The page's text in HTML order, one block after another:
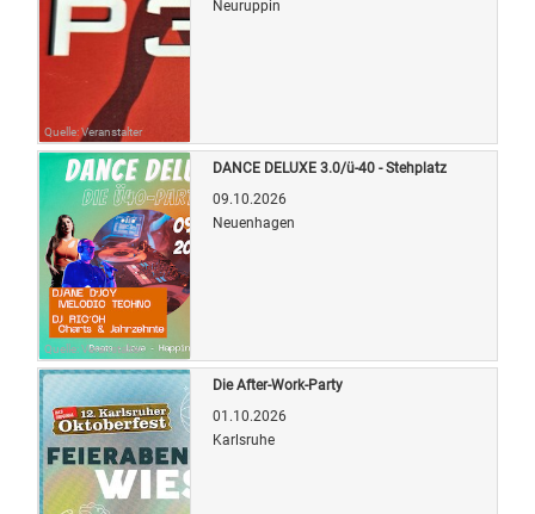
Quelle: Veranstalter
Neuruppin
Quelle: Veranstalter
DANCE DELUXE 3.0/ü-40 - Stehplatz
09.10.2026
Neuenhagen
Die After-Work-Party
01.10.2026
Karlsruhe